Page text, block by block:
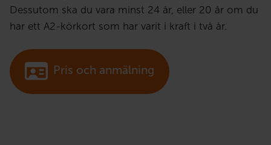
Dessutom ska du vara minst 24 år, eller 20 år om du
har ett A2-körkort som har varit i kraft i två år.
Pris och anmälning